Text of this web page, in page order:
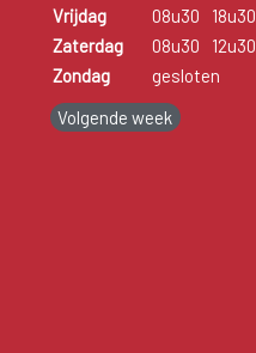
Vrijdag
08u30
18u30
Zaterdag
08u30
12u30
Zondag
gesloten
Volgende week